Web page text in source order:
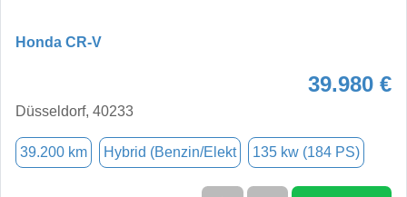
Honda CR-V
39.980 €
Düsseldorf, 40233
39.200 km Hybrid (Benzin/Elekt 135 kw (184 PS)